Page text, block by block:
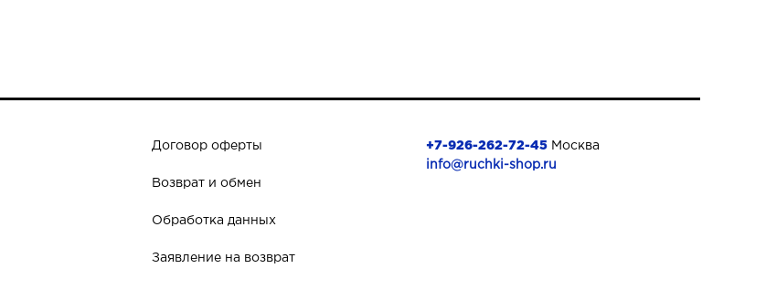
Договор оферты
Возврат и обмен
Обработка данных
Заявление на возврат
+7-926-262-72-45Москва
info@ruchki-shop.ru